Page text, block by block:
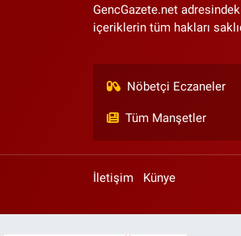
GencGazete.net
içeriklerin tüm hakları
Nöbetçi Eczaneler
Tüm Manşetler
İletişim Künye